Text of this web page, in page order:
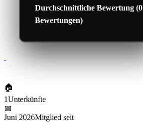
Durchschnittliche Bewertung (0
Bewertungen)
🏠
1Unterkünfte
📅
Juni 2026Mitglied seit